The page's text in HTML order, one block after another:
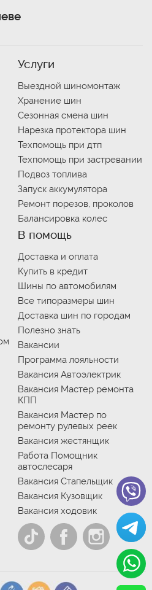
Услуги
Выездной шиномонтаж
Хранение шин
Сезонная смена шин
Нарезка протектора шин
Техпомощь при дтп
Техпомощь при застревании
Подвоз топлива
Запуск аккумулятора
Ремонт порезов, проколов
Балансировка колес
В помощь
Доставка и оплата
Купить в кредит
Шины по автомобилям
Все типоразмеры шин
Доставка шин по городам
Полезно знать
Вакансии
Программа лояльности
Вакансия Автоэлектрик
Вакансия Мастер ремонта
КПП
Вакансия Мастер по
ремонту рулевых реек
Вакансия жестянщик
Работа Помощник
автослесаря
Вакансия Стапельщик
Вакансия Кузовщик
Вакансия ходовик